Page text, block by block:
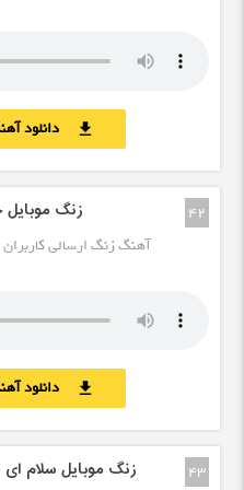
download دانلود
42 زنگ موبایل خور ۲
آهنگ زنگ ارسالی کاربران
download دانلود
43 زنگ موبایل سلام ای